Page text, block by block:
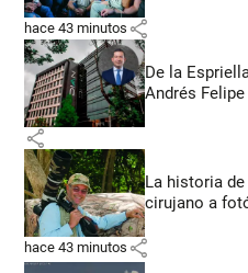
hace 43 minutos share
De la
Andrés
share
La historia
cirujano a
hace 43 minutos share